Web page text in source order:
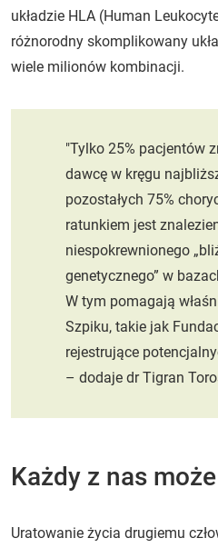
układzie HLA (Human
różnorodny skomplikowany
wiele milionów kombinacji.
"Tylko 25% pacjentów
dawcę w kręgu
pozostałych 75%
ratunkiem jest
niespokrewnionego
genetycznego” w
W tym pomagają
Szpiku, takie jak
rejestrujące
– dodaje dr Tigran
Każdy z nas
Uratowanie życia drugiemu